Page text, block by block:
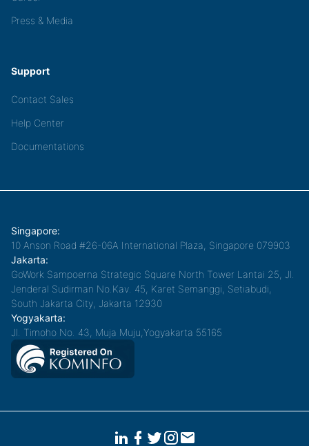
Press & Media
Support
Contact Sales
Help Center
Documentations
Singapore:
10 Anson Road #26-06A International Plaza, Singapore 079903
Jakarta:
GoWork Sampoerna Strategic Square North Tower Lantai 25, Jl.
Jenderal Sudirman No.Kav. 45, Karet Semanggi, Setiabudi,
South Jakarta City, Jakarta 12930
Yogyakarta:
Jl. Timoho No. 43, Muja Muju,Yogyakarta 55165